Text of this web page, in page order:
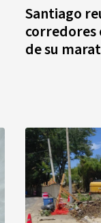
Santiago
corredores
de su